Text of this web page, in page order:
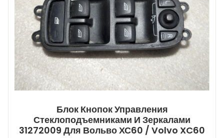
Блок Кнопок Управления
Стеклоподъемниками И Зеркалами
31272009 Для Вольво ХС60 / Volvo XC60